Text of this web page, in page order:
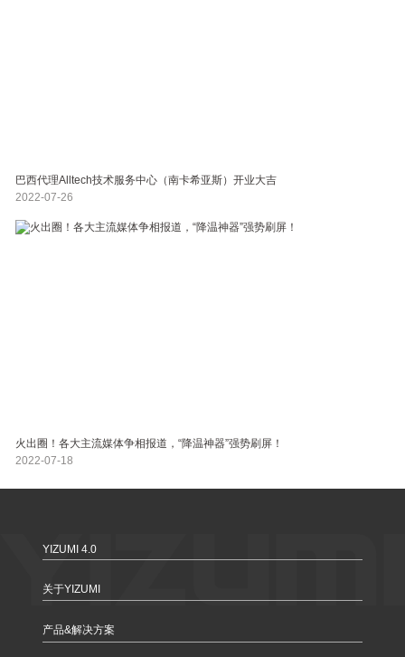
巴西代理Alltech技术服务中心（南卡希亚斯）开业大吉
2022-07-26
火出圈！各大主流媒体争相报道，“降温神器”强势刷屏！
2022-07-18
YIZUMI 4.0
关于YIZUMI
产品&解决方案